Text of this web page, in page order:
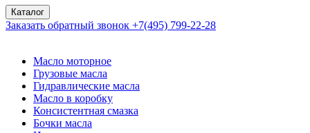
Каталог
Заказать обратный звонок +7(495) 799-22-28
Масло моторное
Грузовые масла
Гидравлические масла
Масло в коробку
Консистентная смазка
Бочки масла